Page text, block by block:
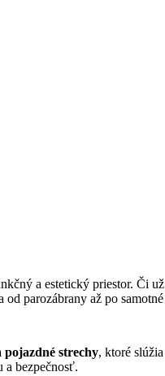
a estetický priestor. Či
od parozábrany až po
pojazdné strechy, ktoré
a bezpečnosť.